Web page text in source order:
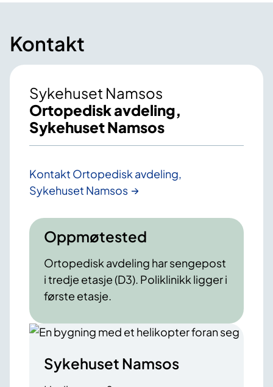
Kontakt
Sykehuset Namsos
Ortopedisk avdeling,
Sykehuset Namsos
Kontakt Ortopedisk avdeling,
Sykehuset Namsos
Oppmøtested
Ortopedisk avdeling har sengepost
i tredje etasje (D3). Poliklinikk ligger i
første etasje.
Sykehuset Namsos